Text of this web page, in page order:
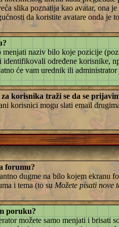
slika poznatija kao avatar, ona
da koristite avatare onda je
menjati naziv bilo koje pozicije
identifikovali određene korisnike,
će vam urednik ili
korisnika traži se da se
korisnici mogu slati email
forumu?
dugme na bilo kojem ekranu
i tema (to suMožete pisati nove
poruku?
možete samo menjati i brisati